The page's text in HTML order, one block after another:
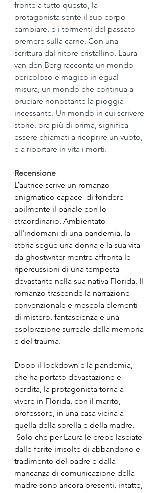
fronte a tutto questo, la
protagonista sente il suo corpo
cambiare, e i tormenti del passato
premere sulla carne. Con una
scrittura dal nitore cristallino, Laura
van den Berg racconta un mondo
pericoloso e magico in egual
misura, un mondo che continua a
bruciare nonostante la pioggia
incessante. Un mondo in cui scrivere
storie, ora più di prima, significa
essere chiamati a ricoprire un vuoto,
e a riportare in vita i morti.
Recensione
L’autrice scrive un romanzo
enigmatico capace  di fondere
abilmente il banale con lo
straordinario. Ambientato
all'indomani di una pandemia, la
storia segue una donna e la sua vita
da ghostwriter mentre affronta le
ripercussioni di una tempesta
devastante nella sua nativa Florida. Il
romanzo trascende la narrazione
convenzionale e mescola elementi
di mistero, fantascienza e una
esplorazione surreale della memoria
e del trauma.
Dopo il lockdown e la pandemia,
che ha portato devastazione e
perdita, la protagonista torna a
vivere in Florida, con il marito,
professore, in una casa vicina a
quella della sorella e della madre.
Solo che per Laura le crepe lasciate
dalle ferite irrisolte di abbandono e
tradimento del padre e dalla
mancanza di comunicazione della
madre sono ancora presenti, intatte,